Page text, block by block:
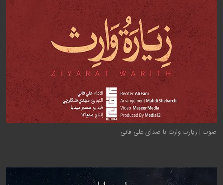
صوت | زیارت وارث با صدای علی فانی